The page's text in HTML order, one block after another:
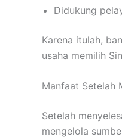
Didukung
Karena itulah,
usaha memilih
Manfaat Setelah
Setelah
mengelola